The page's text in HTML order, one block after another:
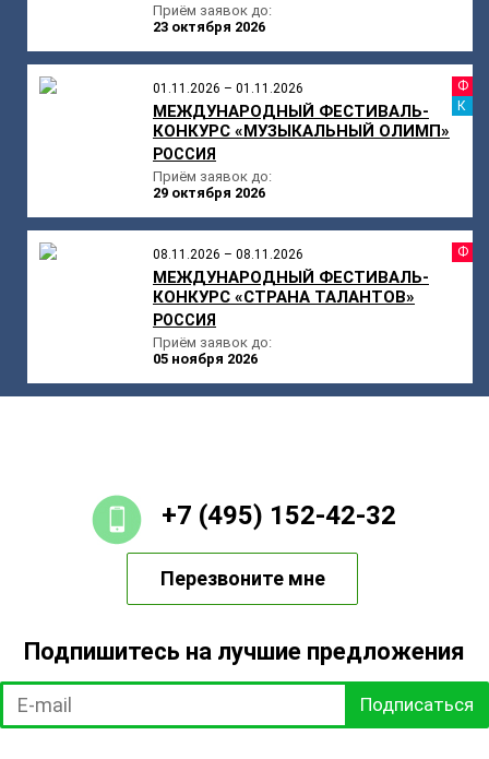
Приём заявок до:
23 октября 2026
01.11.2026 – 01.11.2026
МЕЖДУНАРОДНЫЙ ФЕСТИВАЛЬ-
КОНКУРС «МУЗЫКАЛЬНЫЙ ОЛИМП»
РОССИЯ
Приём заявок до:
29 октября 2026
08.11.2026 – 08.11.2026
МЕЖДУНАРОДНЫЙ ФЕСТИВАЛЬ-
КОНКУРС «СТРАНА ТАЛАНТОВ»
РОССИЯ
Приём заявок до:
05 ноября 2026
+7 (495) 152-42-32
Перезвоните мне
Подпишитесь на лучшие предложения
Подписаться